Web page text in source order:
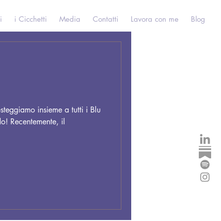
i Cicchetti Media Contatti Lavora con me Blog
insieme a tutti i Blu